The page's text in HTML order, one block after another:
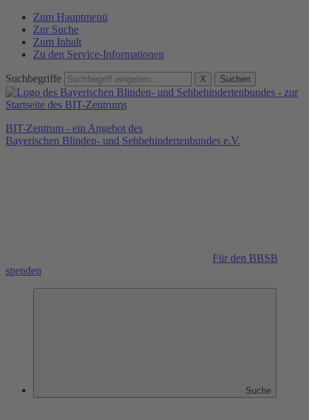
Zum Hauptmenü
Zur Suche
Zum Inhalt
Zu den Service-Informationen
Suchbegriffe X Suchen
BIT-Zentrum - ein Angebot des
Bayerischen Blinden- und Sehbehindertenbundes e.V.
Für den BBSB
spenden
Suche